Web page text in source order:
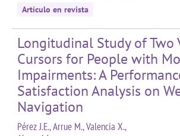
Artículo en revista
Longitudinal Study of Two
Cursors for People with
Impairments: A
Satisfaction Analysis on
Navigation
Pérez J.E., Arrue M., Valencia X.,